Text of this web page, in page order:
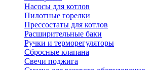
Насосы для котлов
Пилотные горелки
Прессостаты для котлов
Расширительные баки
Ручки и терморегуляторы
Сбросные клапана
Свечи поджига